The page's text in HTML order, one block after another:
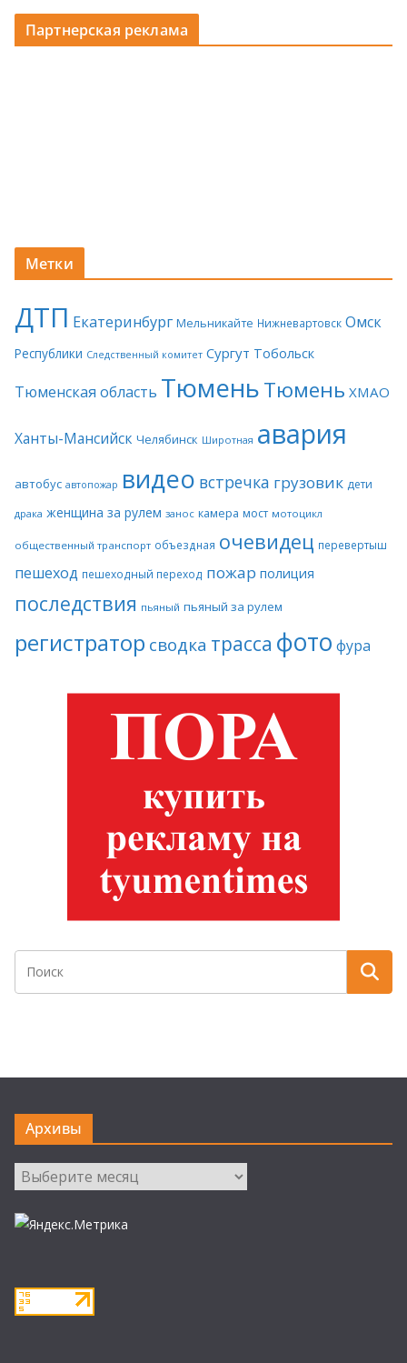
Партнерская реклама
Метки
ДТП Екатеринбург Мельникайте Нижневартовск Омск
Республики Следственный комитет Сургут Тобольск
Тюменская область ТюменьТюмень ХМАО
Ханты-Мансийск Челябинск Широтная авария
автобус автопожар видео встречка грузовик дети
драка женщина за рулем занос камера мост мотоцикл
общественный транспорт объездная очевидец перевертыш
пешеход пешеходный переход пожар полиция
последствия пьяный пьяный за рулем
регистратор сводка трасса фото фура
Архивы
Архивы